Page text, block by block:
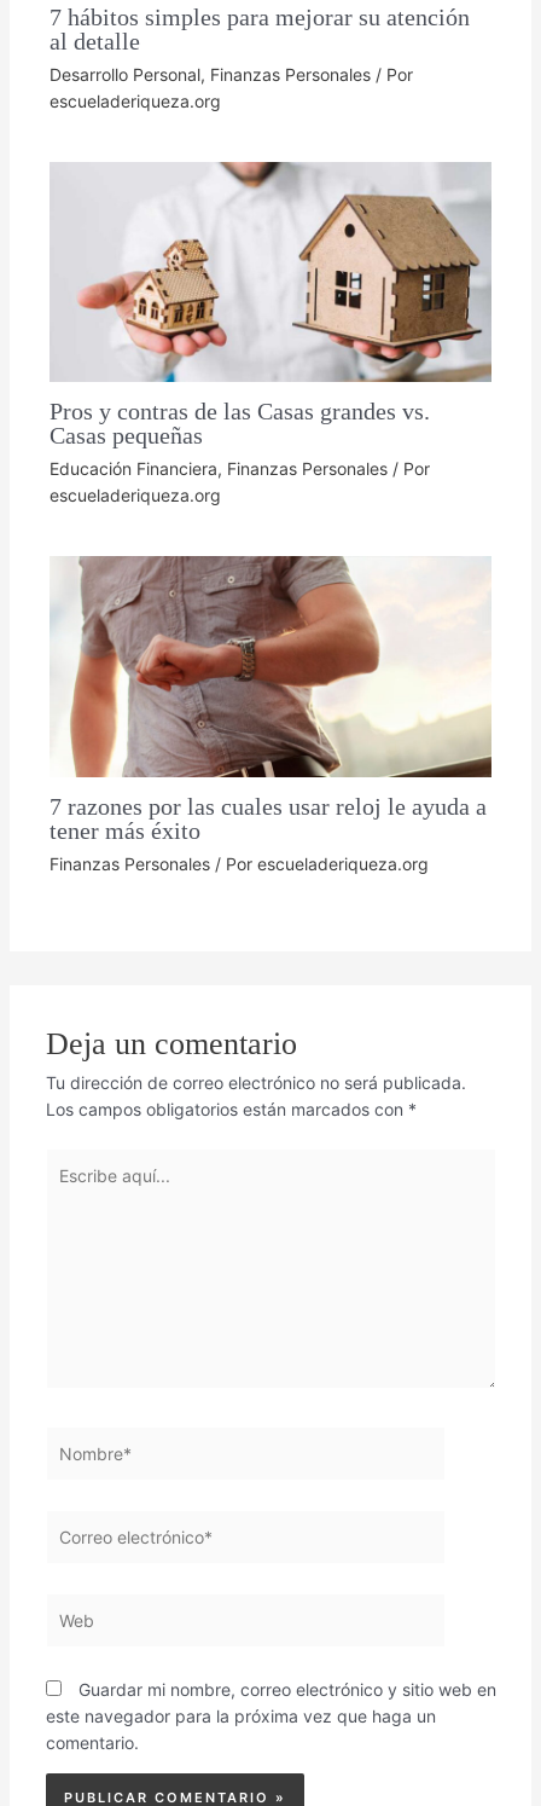
7 hábitos simples para mejorar su atención
al detalle
Desarrollo Personal, Finanzas Personales / Por
escueladeriqueza.org
Pros y contras de las Casas grandes vs.
Casas pequeñas
Educación Financiera, Finanzas Personales / Por
escueladeriqueza.org
7 razones por las cuales usar reloj le ayuda a
tener más éxito
Finanzas Personales / Porescueladeriqueza.org
Deja un comentario
Tu dirección de correo electrónico no será publicada.
Los campos obligatorios están marcados con *
aquí...
electrónico*
Guardar mi nombre, correo electrónico y sitio web en
este navegador para la próxima vez que haga un
comentario.